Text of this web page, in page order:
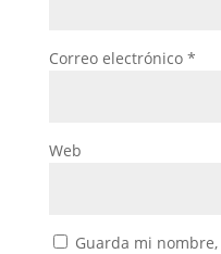
Correo electrónico *
Web
Guarda mi